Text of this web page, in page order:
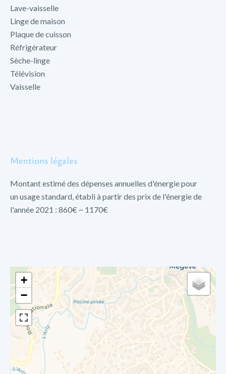
Lave-vaisselle
Linge de maison
Plaque de cuisson
Réfrigérateur
Sèche-linge
Télévision
Vaisselle
Mentions légales
Montant estimé des dépenses annuelles d'énergie pour
un usage standard, établi à partir des prix de l'énergie de
l'année 2021 : 860€ ~ 1170€
+
−